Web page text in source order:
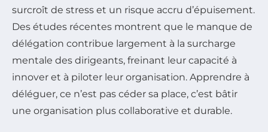
surcroît de stress et un risque accru d’épuisement.
Des études récentes montrent que le manque de
délégation contribue largement à la surcharge
mentale des dirigeants, freinant leur capacité à
innover et à piloter leur organisation. Apprendre à
déléguer, ce n’est pas céder sa place, c’est bâtir
une organisation plus collaborative et durable.